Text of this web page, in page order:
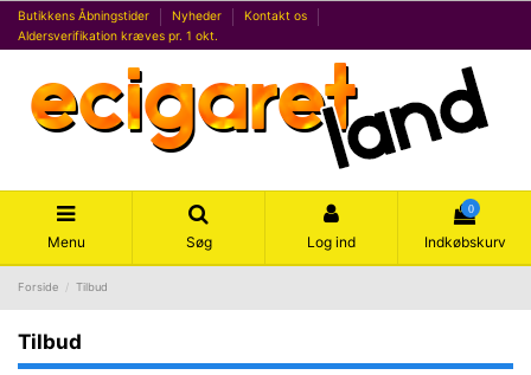
Butikkens Åbningstider Nyheder
Kontakt os
Aldersverifikation kræves pr. 1 okt.
Menu Søg Log ind
0
Indkøbskurv
Forside Tilbud
Tilbud